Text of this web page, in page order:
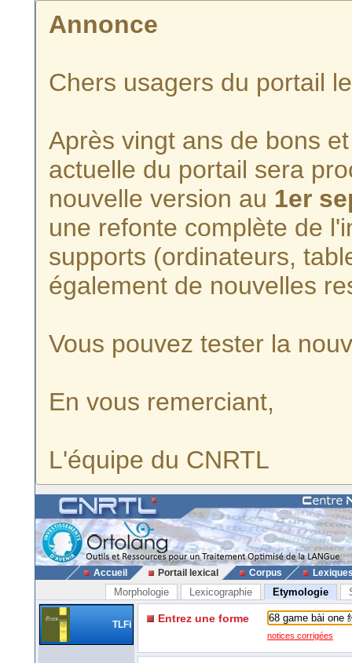
Annonce
Chers usagers du portail
Après vingt ans de bons
actuelle du portail sera
nouvelle version au 1er
une refonte complète de
supports (ordinateurs,
également de nouvelles
Vous pouvez tester la
En vous remerciant,
L'équipe du CNRTL
Accueil Portail lexical Corpus
Morphologie Lexicographie Etymologie
TLFi Entrez une forme
notices corrigées